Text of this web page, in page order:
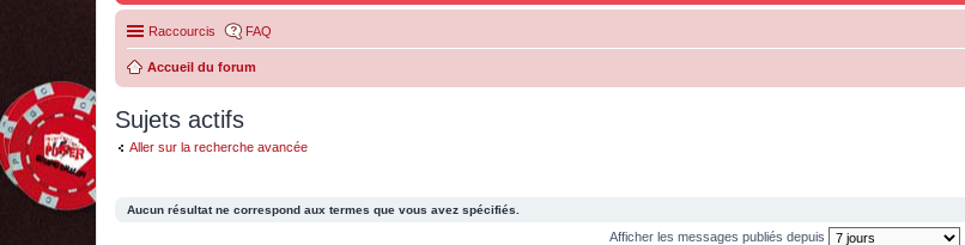
Raccourcis FAQ
Accueil du forum
Sujets actifs
Aller sur la recherche avancée
Aucun résultat ne correspond aux termes que vous avez spécifiés.
Afficher les messages publiés depuis